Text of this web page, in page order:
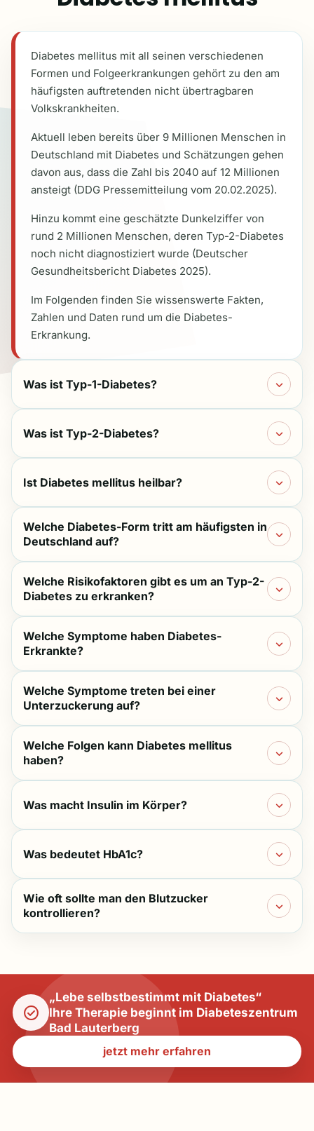
Diabetes mellitus mit all seinen verschiedenen
Formen und Folgeerkrankungen gehört zu den am
häufigsten auftretenden nicht übertragbaren
Volkskrankheiten.
Aktuell leben bereits über 9 Millionen Menschen in
Deutschland mit Diabetes und Schätzungen gehen
davon aus, dass die Zahl bis 2040 auf 12 Millionen
ansteigt (DDG Pressemitteilung vom 20.02.2025).
Hinzu kommt eine geschätzte Dunkelziffer von
rund 2 Millionen Menschen, deren Typ-2-Diabetes
noch nicht diagnostiziert wurde (Deutscher
Gesundheitsbericht Diabetes 2025).
Im Folgenden finden Sie wissenswerte Fakten,
Zahlen und Daten rund um die Diabetes-
Erkrankung.
Was ist Typ-1-Diabetes?
Was ist Typ-2-Diabetes?
Ist Diabetes mellitus heilbar?
Welche Diabetes-Form tritt am häufigsten in
Deutschland auf?
Welche Risikofaktoren gibt es um an Typ-2-
Diabetes zu erkranken?
Welche Symptome haben Diabetes-
Erkrankte?
Welche Symptome treten bei einer
Unterzuckerung auf?
Welche Folgen kann Diabetes mellitus
haben?
Was macht Insulin im Körper?
Was bedeutet HbA1c?
Wie oft sollte man den Blutzucker
kontrollieren?
„Lebe selbstbestimmt mit Diabetes“
Ihre Therapie beginnt im Diabeteszentrum
Bad Lauterberg
jetzt mehr erfahren